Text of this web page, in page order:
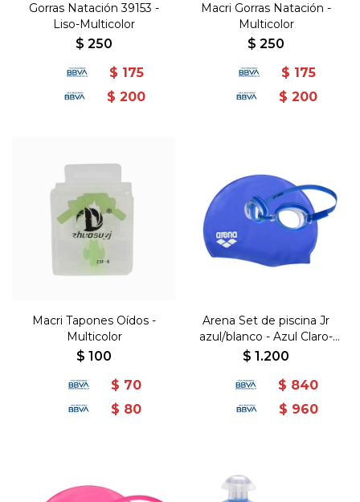
Gorras Natación 39153 -
Liso-Multicolor
$ 250
$ 175
$ 200
Macri Gorras Natación -
Multicolor
$ 250
$ 175
$ 200
Macri Tapones Oídos -
Multicolor
$ 100
$ 70
$ 80
Arena Set de piscina Jr
azul/blanco - Azul Claro-
Blanco
$ 1.200
$ 840
$ 960